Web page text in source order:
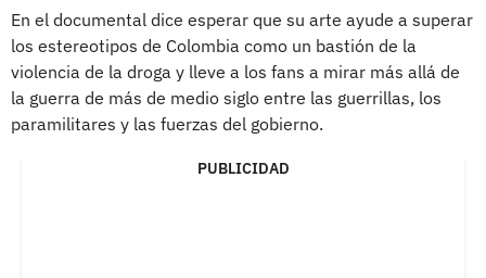
En el documental dice esperar que su arte ayude a superar
los estereotipos de Colombia como un bastión de la
violencia de la droga y lleve a los fans a mirar más allá de
la guerra de más de medio siglo entre las guerrillas, los
paramilitares y las fuerzas del gobierno.
PUBLICIDAD